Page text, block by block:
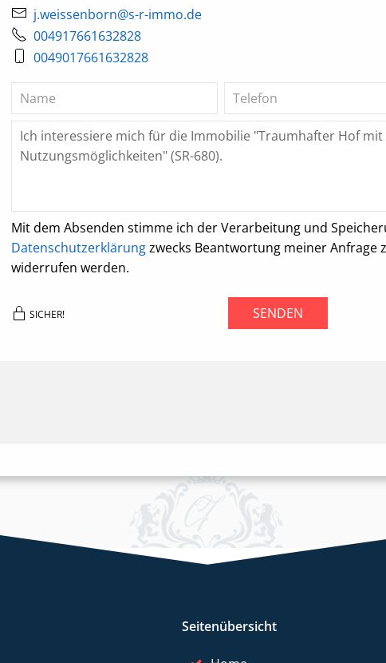
j.weissenborn@s-r-immo.de
004917661632828
0049017661632828
Mit dem Absenden stimme ich der Verarbeitung und
Datenschutzerklärungzwecks Beantwortung meiner Anfrage
widerrufen werden.
SICHER! SENDEN
Seitenübersicht